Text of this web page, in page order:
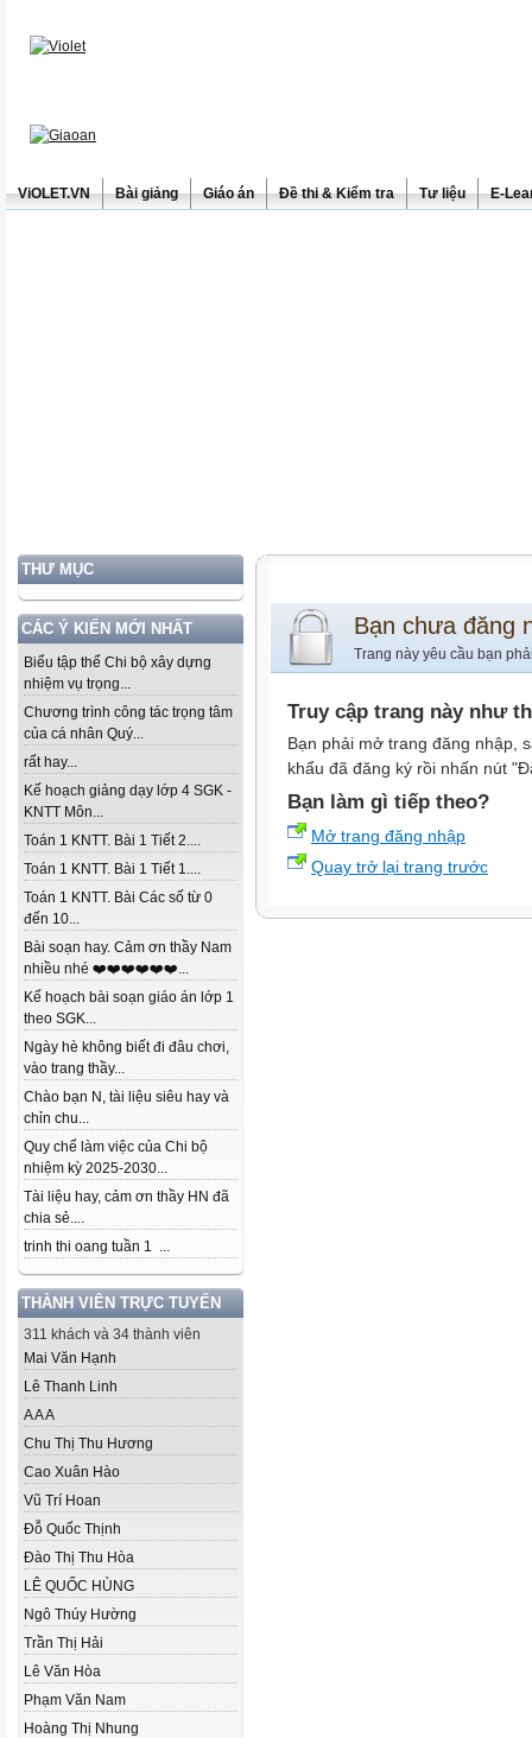
ViOLET.VN Bài giảng Giáo án Đề thi & Kiểm tra Tư liệu E-
THƯ MỤC
CÁC Ý KIẾN MỚI NHẤT
Biểu tập thể Chi bộ xây dựng
nhiệm vụ trọng...
Chương trình công tác trọng tâm
của cá nhân Quý...
rất hay...
Kế hoạch giảng dạy lớp 4 SGK -
KNTT Môn...
Toán 1 KNTT. Bài 1 Tiết 2....
Toán 1 KNTT. Bài 1 Tiết 1....
Toán 1 KNTT. Bài Các số từ 0
đến 10...
Bài soạn hay. Cảm ơn thầy Nam
nhiều nhé ❤️❤️❤️❤️❤️❤️...
Kế hoạch bài soạn giáo án lớp 1
theo SGK...
Ngày hè không biết đi đâu chơi,
vào trang thầy...
Chào bạn N, tài liệu siêu hay và
chỉn chu...
Quy chế làm việc của Chi bộ
nhiệm kỳ 2025-2030...
Tài liệu hay, cảm ơn thầy HN đã
chia sẻ....
trinh thi oang tuần 1 ...
THÀNH VIÊN TRỰC TUYẾN
311 khách và 34 thành viên
Mai Văn Hạnh
Lê Thanh Linh
A A A
Chu Thị Thu Hương
Cao Xuân Hào
Vũ Trí Hoan
Đỗ Quốc Thịnh
Đào Thị Thu Hòa
LÊ QUỐC HÙNG
Ngô Thúy Hường
Trần Thị Hải
Lê Văn Hòa
Phạm Văn Nam
Hoàng Thị Nhung
Bạn chưa đăng
Trang này yêu cầu bạn
Truy cập trang này như
Bạn phải mở trang đăng nhập,
khẩu đã đăng ký rồi nhấn nút
Bạn làm gì tiếp theo?
Mở trang đăng nhập
Quay trở lại trang trước